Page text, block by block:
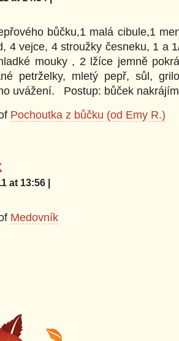
bůčku,1 malá cibule,1
4 vejce, 4 stroužky česneku, 1 a
mouky , 2 lžíce jemně
petrželky, mletý pepř, sůl,
uvážení. Postup: bůček
Pochoutka z bůčku (od Emy R.)
at 13:56 |
Medovník